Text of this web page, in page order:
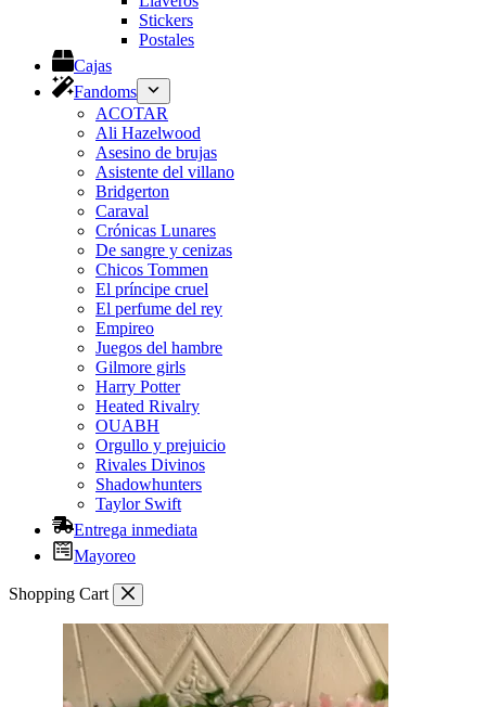
Stickers
Postales
Cajas
Fandoms
ACOTAR
Ali Hazelwood
Asesino de brujas
Asistente del villano
Bridgerton
Caraval
Crónicas Lunares
De sangre y cenizas
Chicos Tommen
El príncipe cruel
El perfume del rey
Empireo
Juegos del hambre
Gilmore girls
Harry Potter
Heated Rivalry
OUABH
Orgullo y prejuicio
Rivales Divinos
Shadowhunters
Taylor Swift
Entrega inmediata
Mayoreo
Shopping Cart